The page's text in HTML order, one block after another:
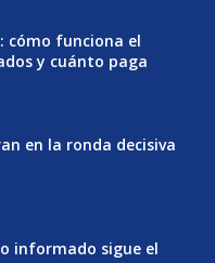
cómo funciona el
y cuánto paga
en la ronda decisiva
informado sigue el